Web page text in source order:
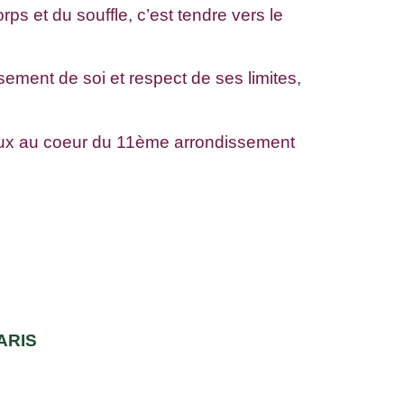
et du souffle, c’est tendre vers le
de soi et respect de ses limites,
au coeur du 11ème arrondissement